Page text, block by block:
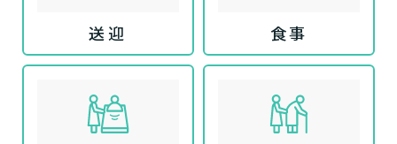
送迎 食事